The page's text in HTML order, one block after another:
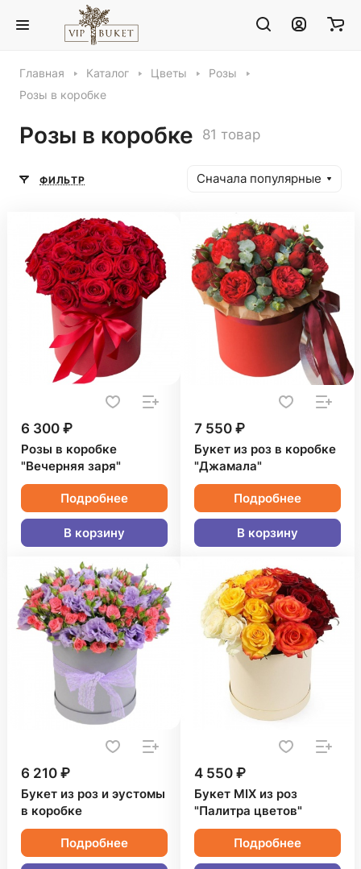
Главная Каталог Цветы
Розы
Розы в коробке
Розы в коробке 81 товар
ФИЛЬТР Сначала популярные
6 300 ₽
Розы в коробке
"Вечерняя заря"
Подробнее
В корзину
7 550 ₽
Букет из роз в коробке
"Джамала"
Подробнее
В корзину
6 210 ₽
Букет из роз и эустомы
в коробке
Подробнее
4 550 ₽
Букет MIX из роз
"Палитра цветов"
Подробнее